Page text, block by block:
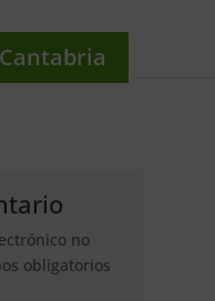
no
obligatorios